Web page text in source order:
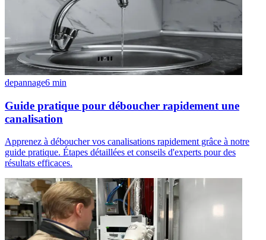
depannage6 min
Guide pratique pour déboucher rapidement une
canalisation
Apprenez à déboucher vos canalisations rapidement grâce à notre
guide pratique. Étapes détaillées et conseils d'experts pour des
résultats efficaces.